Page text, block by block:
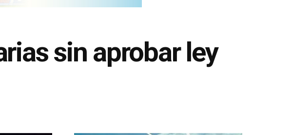
sin aprobar ley